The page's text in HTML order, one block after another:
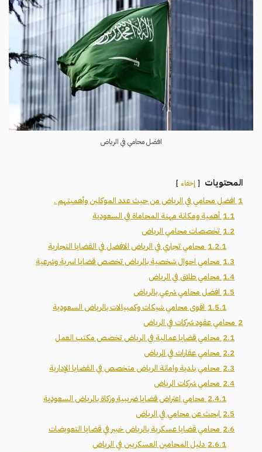
افضل محامي في الرياض
المحتويات إخفاء
1 افضل محامي في الرياض من حيث عدد الموكلين وأهميتهم .
1.1 أهمية ومكانة مهنة المحاماة في السعودية
1.2 تخصصات محامي الرياض
1.2.1 محامي تجاري في الرياض الافضل في القضايا التجارية
1.3 محامي احوال شخصية بالرياض تخصص قضايا اسرية وشرعية
1.4 محامي طلاق في الرياض
1.5 افضل محامي شرعي بالرياض
1.5.1 اقوى محامي شيكات وكمبيالات بالرياض السعودية
2 محامي عقود شركات في الرياض
2.1 محامي قضايا عمالية في الرياض تخصص مكتب العمل
2.2 محامي عقارات في الرياض
2.3 محامي بلدية وامانة الرياض متخصص في القضايا الإدارية
2.4 محامي شركات الرياض
2.4.1 محامي اعتراض قضايا ضريبية وزكاة بالرياض السعودية
2.5 ابحث عن محامي في الرياض
2.6 محامي قضايا عسكرية بالرياض خبير في قضايا التعويضات
2.6.1 دليل المحامين العسكريين في الرياض